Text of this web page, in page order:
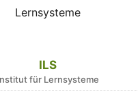
ILS
für Lernsysteme